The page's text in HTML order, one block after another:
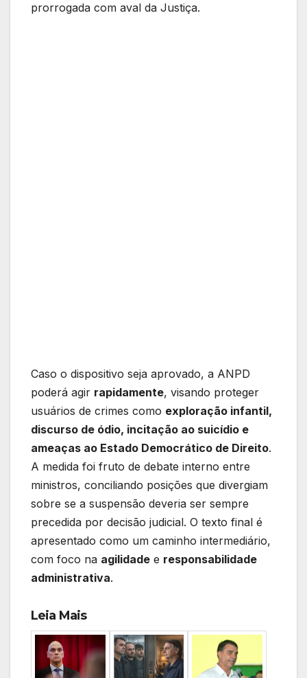
prorrogada com aval da Justiça.
Caso o dispositivo seja aprovado, a ANPD
poderá agir rapidamente, visando proteger
usuários de crimes como exploração infantil,
discurso de ódio, incitação ao suicídio e
ameaças ao Estado Democrático de Direito.
A medida foi fruto de debate interno entre
ministros, conciliando posições que divergiam
sobre se a suspensão deveria ser sempre
precedida por decisão judicial. O texto final é
apresentado como um caminho intermediário,
com foco na agilidade e responsabilidade
administrativa.
Leia Mais